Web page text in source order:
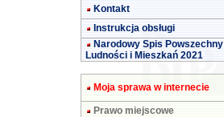
Kontakt
Instrukcja obsługi
Narodowy Spis Powszechny
Ludności i Mieszkań 2021
Moja sprawa w internecie
Prawo miejscowe